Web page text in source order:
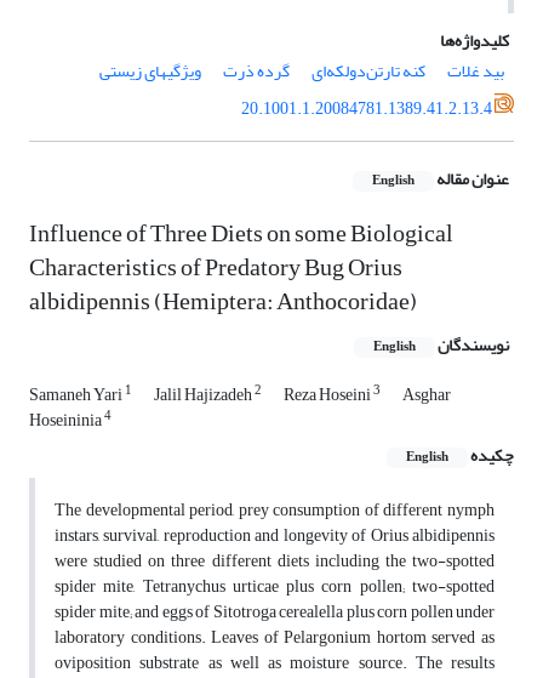
کلیدواژه‌ها
بید غلات
کنه تارتن‌دولکه‌ای گرده ذرت
ویژگی‎های زیستی
20.1001.1.20084781.1389.41.2.13.4
عنوان مقاله English
Influence of Three Diets on some Biological
Characteristics of Predatory Bug Orius
albidipennis (Hemiptera: Anthocoridae)
نویسندگان English
Samaneh Yari1 Jalil Hajizadeh2 Reza Hoseini3 Asghar
Hoseininia4
چکیده English
The developmental period, prey consumption of different nymph
instars, survival, reproduction and longevity of Orius albidipennis
were studied on three different diets including the two-spotted
spider mite, Tetranychus urticae plus corn pollen; two-spotted
spider mite; and eggs of Sitotroga cerealella plus corn pollen under
laboratory conditions. Leaves of Pelargonium hortom served as
oviposition substrate as well as moisture source. The results